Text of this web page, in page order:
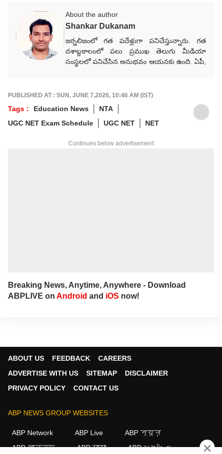
About the author
Shankar Dukanam
జర్నలిజంలో గత పదేళ్లుగా పనిచేస్తున్నారు. గత
దశాబ్దకాలంలో పలు ప్రముఖ తెలుగు మీడియా
సంస్థలలో పనిచేసిన అనుభవం ఆయనకు ఉంది. ఏపీ,
గ్రాడ్యుయేషన్ పూర్తయ్యాక జర్నలిజం కోర్సు పూర్తిచేసి
కెరీర్‌గా ఎంచుకున్నారు. నేషనల్ మీడియాకు చెందిన
పలు తెలుగు మీడియా సంస్థలలో సీనియర్ కంటెంట్
రైటర్‌గా సేవలు అందించారు. జర్నలిజంలో వందేళ్లకు
Network)కు చెందిన తెలుగు డిజిటల్ మీడియా
PUBLISHED AT : SUN, JUNE 7,2026, 10:46 AM (IST)
Tags : Education News
NTA
UGC NET Exam Schedule
UGC NET NET
Continues below advertisement
Breaking News, Anytime, Anywhere - Download
ABPLIVE on Android and iOS now!
ABOUT US FEEDBACK
CAREERS
ADVERTISE WITH US
SITEMAP
DISCLAIMER
PRIVACY POLICY
CONTACT US
ABP NEWS GROUP WEBSITES
ABP Network ABP Live
ABP न्यूज़
ABP আনন্দ
ABP माझा ABP અસ્મિતા ×